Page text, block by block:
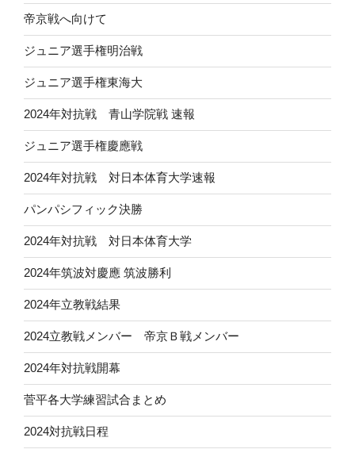
帝京戦へ向けて
ジュニア選手権明治戦
ジュニア選手権東海大
2024年対抗戦 青山学院戦 速報
ジュニア選手権慶應戦
2024年対抗戦 対日本体育大学速報
パンパシフィック決勝
2024年対抗戦 対日本体育大学
2024年筑波対慶應 筑波勝利
2024年立教戦結果
2024立教戦メンバー 帝京Ｂ戦メンバー
2024年対抗戦開幕
菅平各大学練習試合まとめ
2024対抗戦日程